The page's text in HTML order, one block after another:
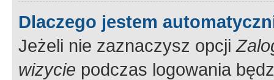
Dlaczego jestem
Jeżeli nie zaznaczysz opcji
wizycie podczas logowania